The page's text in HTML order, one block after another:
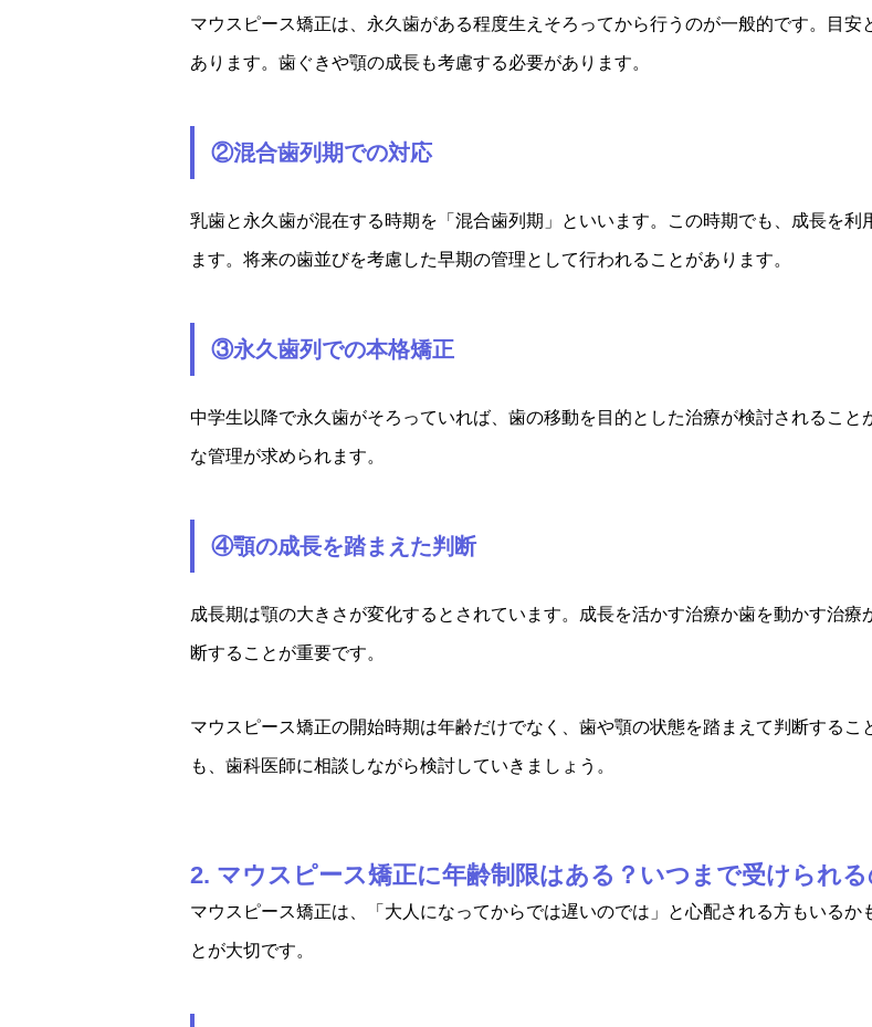
マウスピース矯正は、永久歯がある程度生えそろってから行うのが一般的です。目
あります。歯ぐきや顎の成長も考慮する必要があります。
②混合歯列期での対応
乳歯と永久歯が混在する時期を「混合歯列期」といいます。この時期でも、成長を
ます。将来の歯並びを考慮した早期の管理として行われることがあります。
③永久歯列での本格矯正
中学生以降で永久歯がそろっていれば、歯の移動を目的とした治療が検討されるこ
な管理が求められます。
④顎の成長を踏まえた判断
成長期は顎の大きさが変化するとされています。成長を活かす治療か歯を動かす治
断することが重要です。
マウスピース矯正の開始時期は年齢だけでなく、歯や顎の状態を踏まえて判断する
も、歯科医師に相談しながら検討していきましょう。
2. マウスピース矯正に年齢制限はある？いつまで受けられ
マウスピース矯正は、「大人になってからでは遅いのでは」と心配される方もいる
とが大切です。